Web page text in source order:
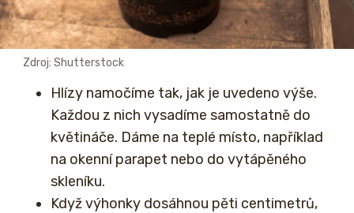
Zdroj: Shutterstock
Hlízy namočíme tak, jak je uvedeno výše.
Každou z nich vysadíme samostatně do
květináče. Dáme na teplé místo, například
na okenní parapet nebo do vytápěného
skleníku.
Když výhonky dosáhnou pěti centimetrů,